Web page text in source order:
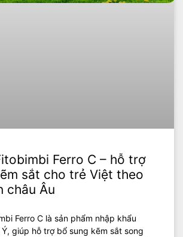
Ferro C – hỗ trợ
sắt cho trẻ Việt theo
châu Âu
Ferro C là sản phẩm nhập khẩu
giúp hỗ trợ bổ sung kẽm sắt song